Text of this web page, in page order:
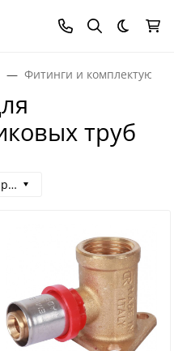
Темная
Фитинги и
труб